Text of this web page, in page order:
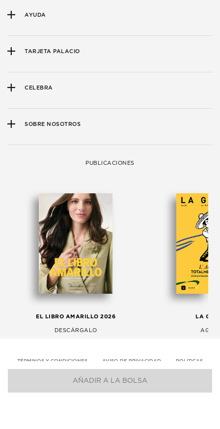
AÑADIR A LA BOLSA
AYUDA
TARJETA PALACIO
CELEBRA
SOBRE NOSOTROS
PUBLICACIONES
EL LIBRO AMARILLO 2026
DESCÁRGALO
LA
TÉRMINOS Y CONDICIONES AVISO DE PRIVACIDAD POLITICAS